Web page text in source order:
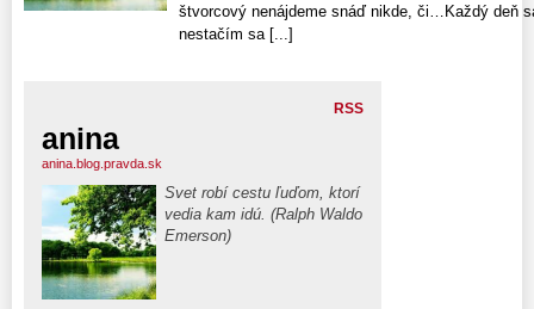
štvorcový nenájdeme snáď nikde, či…Každý deň
nestačím sa [...]
RSS
anina
anina.blog.pravda.sk
Svet robí cestu ľuďom, ktorí
vedia kam idú. (Ralph Waldo
Emerson)